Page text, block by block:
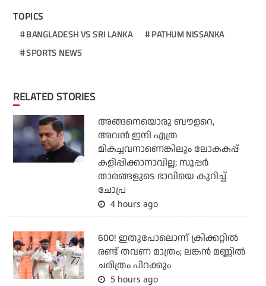
TOPICS
BANGLADESH VS SRI LANKA
PATHUM NISSANKA
SPORTS NEWS
RELATED STORIES
അങ്ങനെയൊരു ബൗളറെ,
അവന്‍ ഇനി എത്ര
മികച്ചവനാണെങ്കിലും ലോകകപ്പ്
കളിപ്പിക്കാനാവില്ല; സൂപ്പര്‍
താരങ്ങളുടെ ഭാവിയെ കുറിച്ച്
ചോപ്ര
4 hours ago
600! ഇതുപോലൊന്ന് ക്രിക്കറ്റില്‍
രണ്ട് തവണ മാത്രം; ലങ്കന്‍ മണ്ണില്‍
ചരിത്രം പിറക്കും
5 hours ago